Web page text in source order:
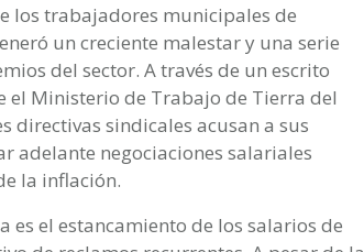
los trabajadores municipales de
un creciente malestar y una serie
del sector. A través de un escrito
el Ministerio de Trabajo de Tierra del
directivas sindicales acusan a sus
adelante negociaciones salariales
la inflación.
es el estancamiento de los salarios de